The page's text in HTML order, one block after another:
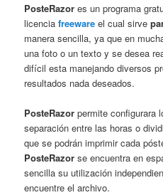
PosteRazor es un programa
licenciafreeware el cual sirve
manera sencilla, ya que en
una foto o un texto y se desea
difícil esta manejando diversos
resultados nada deseados.
PosteRazor permite configurara
separación entre las horas o
que se podrán imprimir cada
PosteRazor se encuentra en
sencilla su utilización
encuentre el archivo.